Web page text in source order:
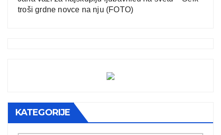
troši grdne novce na nju (FOTO)
KATEGORIJE